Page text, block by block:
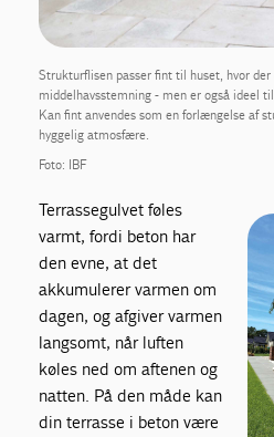
Strukturflisen passer fint til huset, hvor der
middelhavsstemning - men er også ideel
Kan fint anvendes som en forlængelse af
hyggelig atmosfære.
Foto: IBF
Terrassegulvet føles
varmt, fordi beton har
den evne, at det
akkumulerer varmen om
dagen, og afgiver varmen
langsomt, når luften
køles ned om aftenen og
natten. På den måde kan
din terrasse i beton være